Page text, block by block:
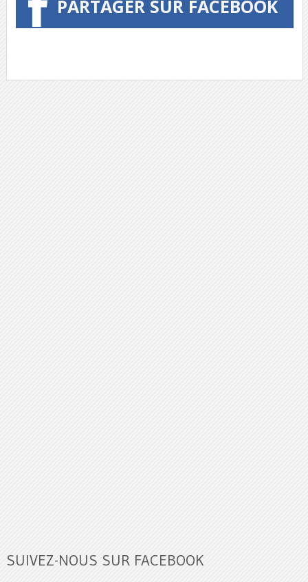
PARTAGER SUR FACEBOOK
SUIVEZ-NOUS SUR FACEBOOK